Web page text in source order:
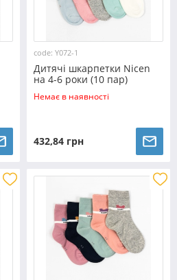
code: Y072-1
Дитячі шкарпетки Nicen
на 4-6 роки (10 пар)
№Y072-1
Немає в наявності
432,84 грн